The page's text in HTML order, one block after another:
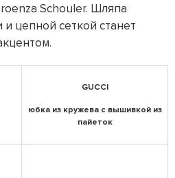
Schouler. Шляпа
и цепной сеткой станет
GUCCI
юбка из кружева с вышивкой из
пайеток